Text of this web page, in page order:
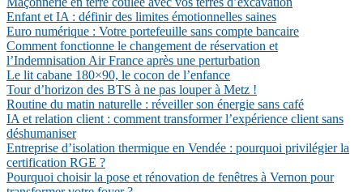
Enfant et IA : définir des limites émotionnelles saines
Euro numérique : Votre portefeuille sans compte bancaire
Comment fonctionne le changement de réservation et
l’Indemnisation Air France après une perturbation
Le lit cabane 180×90, le cocon de l’enfance
Tour d’horizon des BTS à ne pas louper à Metz !
Routine du matin naturelle : réveiller son énergie sans café
IA et relation client : comment transformer l’expérience client sans
déshumaniser
Entreprise d’isolation thermique en Vendée : pourquoi privilégier la
certification RGE ?
Pourquoi choisir la pose et rénovation de fenêtres à Vernon pour